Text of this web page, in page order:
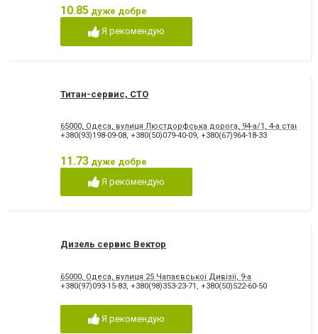
10.85 дуже добре
Я рекомендую
Титан-сервис, СТО
65000, Одеса, вулиця Люстдорфська дорога, 94-а/1, 4-а
+380(93)198-09-08, +380(50)079-40-09, +380(67)964-18-33
11.73 дуже добре
Я рекомендую
Дизель сервис Вектор
65000, Одеса, вулиця 25 Чапаєвської Дивізії, 9-а
+380(97)093-15-83, +380(98)353-23-71 , +380(50)522-60-50
Я рекомендую